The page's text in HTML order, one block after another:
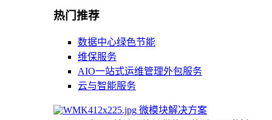
热门推荐
数据中心绿色节能
维保服务
AIO一站式运维管理外包服务
云与智能服务
微模块解决方案